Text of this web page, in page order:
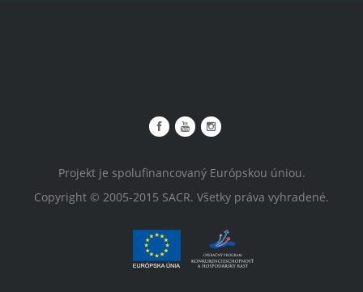
Projekt je spolufinancovaný Európskou úniou.
Copyright © 2005-2015 SACR. Všetky práva vyhradené.